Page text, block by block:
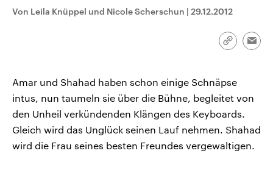
Umfragen, Prognosen,
Von Leila Knüppel und Nicole Scherschun | 29.12.2012
Link
Amar und Shahad haben schon einige Schnäpse
intus, nun taumeln sie über die Bühne, begleitet von
den Unheil verkündenden Klängen des Keyboards.
Gleich wird das Unglück seinen Lauf nehmen. Shahad
wird die Frau seines besten Freundes vergewaltigen.